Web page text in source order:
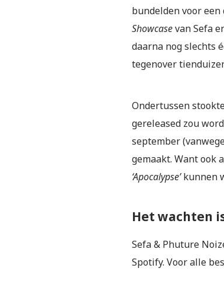
bundelden voor een
Showcasevan Sefa
daarna nog slechts
tegenover
Ondertussen
gereleased zou
september
gemaakt. Want ook
‘Apocalypse’kunnen
Het wachten
Sefa & Phuture
Spotify. Voor alle